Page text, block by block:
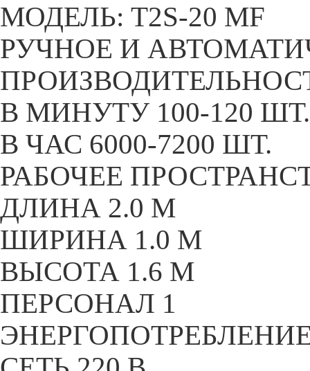
МОДЕЛЬ: T2S-20 MF
РУЧНОЕ И
В МИНУТУ 100-120 ШТ.
В ЧАС 6000-7200 ШТ.
РАБОЧЕЕ
ДЛИНА 2.0 M
ШИРИНА 1.0 M
ВЫСОТА 1.6 M
ПЕРСОНАЛ 1